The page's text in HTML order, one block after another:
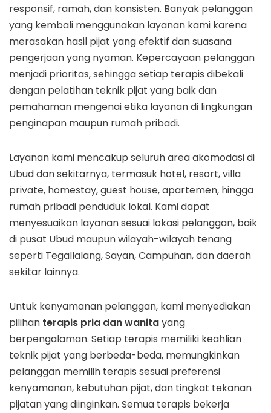
responsif, ramah, dan konsisten. Banyak pelanggan
yang kembali menggunakan layanan kami karena
merasakan hasil pijat yang efektif dan suasana
pengerjaan yang nyaman. Kepercayaan pelanggan
menjadi prioritas, sehingga setiap terapis dibekali
dengan pelatihan teknik pijat yang baik dan
pemahaman mengenai etika layanan di lingkungan
penginapan maupun rumah pribadi.
Layanan kami mencakup seluruh area akomodasi di
Ubud dan sekitarnya, termasuk hotel, resort, villa
private, homestay, guest house, apartemen, hingga
rumah pribadi penduduk lokal. Kami dapat
menyesuaikan layanan sesuai lokasi pelanggan, baik
di pusat Ubud maupun wilayah-wilayah tenang
seperti Tegallalang, Sayan, Campuhan, dan daerah
sekitar lainnya.
Untuk kenyamanan pelanggan, kami menyediakan
pilihan terapis pria dan wanitayang
berpengalaman. Setiap terapis memiliki keahlian
teknik pijat yang berbeda-beda, memungkinkan
pelanggan memilih terapis sesuai preferensi
kenyamanan, kebutuhan pijat, dan tingkat tekanan
pijatan yang diinginkan. Semua terapis bekerja